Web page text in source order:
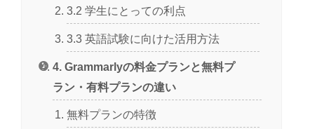
3.2 学生にとっての利点
3.3 英語試験に向けた活用方法
4. Grammarlyの料金プランと無料プ
ラン・有料プランの違い
無料プランの特徴